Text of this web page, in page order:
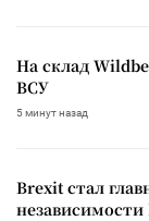
На склад
ВСУ
5 минут назад
Brexit стал